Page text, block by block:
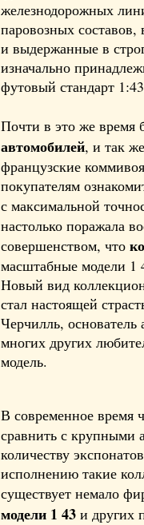
железнодорожных
паровозных
и выдержанные в
изначально
футовый стандарт
Почти в это же время
автомобилей, и так
французские
покупателям
с максимальной
настолько поражала
совершенством, что
масштабные модели 1
Новый вид
стал настоящей
Черчилль,
многих других
модель.
В современное время
сравнить с крупными
количеству
исполнению такие
существует немало
модели 1 43 и других